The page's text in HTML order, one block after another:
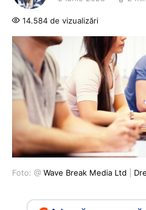
14.584 de vizualizări
Foto: @ Wave Break Media Ltd